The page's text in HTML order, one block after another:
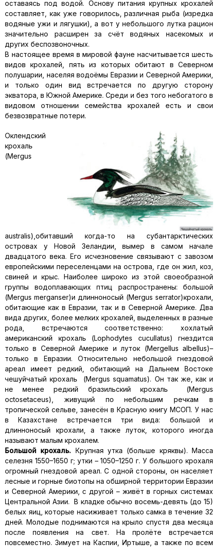
оставаясь под водой. Основу питания крупных крохалей
составляет, как уже говорилось, различная рыба (изредка
водяные ужи и лягушки), а вот у небольшого лутка рацион
значительно расширен за счёт водяных насекомых и
других беспозвоночных.
В настоящее время в мировой фауне насчитывается шесть
видов крохалей, пять из которых обитают в Северном
полушарии, населяя водоёмы Евразии и Северной Америки,
и только один вид встречается по другую сторону
экватора, в Южной Америке. Среди и без того небогатого в
видовом отношении семейства крохалей есть и свои
безвозвратные потери.
Оклендский
крохаль
(Mergus
australis),обитавший когда-то на субантарктических
островах у Новой Зеландии, вымер в самом начале
двадцатого века. Его исчезновение связывают с завозом
европейскими переселенцами на острова, где он жил, коз,
свиней и крыс. Наиболее широко из этой своеобразной
группы водоплавающих птиц распространены: большой
(Mergus merganser)и длинноносый (Mergus serrator)крохали,
обитающие как в Евразии, так и в Северной Америке. Два
вида других, более мелких крохалей, выделенных в разные
рода, встречаются соответственно: хохлатый
американский крохаль (Lophodytes cucullatus) гнездится
только в Северной Америке и луток (Mergellus albellus)–
только в Евразии. Относительно небольшой гнездовой
ареал имеет редкий, обитающий на Дальнем Востоке
чешуйчатый крохаль (Mergus squamatus). Он так же, как и
не менее редкий бразильский крохаль (Mergus
octosetaceus), живущий по небольшим речкам в
тропической сельве, занесён в Красную книгу МСОП. У нас
в Казахстане встречается три вида: большой и
длинноносый крохали, а также луток, которого иногда
называют малым крохалем.
Большой крохаль. Крупная утка (больше кряквы). Масса
селезня 1550–1650 г; утки – 1050–1250 г. У большого крохаля
огромный гнездовой ареал. С одной стороны, он населяет
лесные и горные биотопы на обширной территории Евразии
и Северной Америки, с другой – живёт в горных системах
Центральной Азии. В кладке обычно восемь-девять (до 15)
белых яиц, которые насиживает только самка в течение 32
дней. Молодые поднимаются на крыло спустя два месяца
после появления на свет. На пролёте встречается
повсеместно. Зимует на Каспии, Иртыше, а также по всем